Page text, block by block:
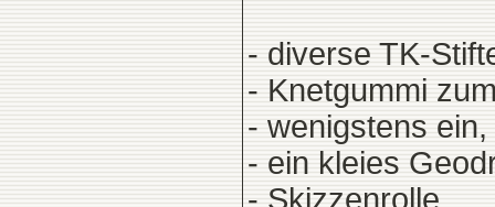
- diverse TK-
- Knetgummi
- wenigstens
- ein kleies
- Skizzenrolle